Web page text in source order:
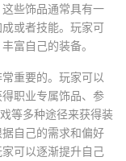
些饰品通常具有一
或者技能。玩家可
富自己的装备。
重要的。玩家可以
职业专属饰品、参
等多种途径来获得装
自己的需求和偏好
可以逐渐提升自己